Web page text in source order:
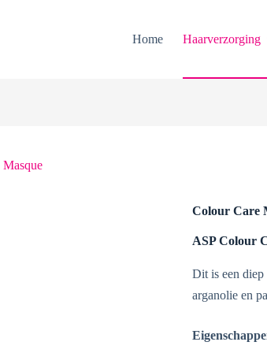
Home Haarverzorging
Colour Care
ASP Colour
Dit is een diep
arganolie en